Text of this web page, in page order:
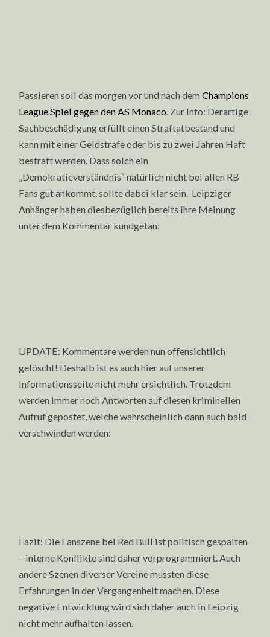
Passieren soll das morgen vor und nach demChampions
League Spiel gegen den AS Monaco . Zur Info: Derartige
Sachbeschädigung erfüllt einen Straftatbestand und
kann mit einer Geldstrafe oder bis zu zwei Jahren Haft
bestraft werden. Dass solch ein
„Demokratieverständnis“ natürlich nicht bei allen RB
Fans gut ankommt, sollte dabei klar sein. Leipziger
Anhänger haben diesbezüglich bereits ihre Meinung
unter dem Kommentar kundgetan:
UPDATE: Kommentare werden nun offensichtlich
gelöscht! Deshalb ist es auch hier auf unserer
Informationsseite nicht mehr ersichtlich. Trotzdem
werden immer noch Antworten auf diesen kriminellen
Aufruf gepostet, welche wahrscheinlich dann auch bald
verschwinden werden:
Fazit: Die Fanszene bei Red Bull ist politisch gespalten
– interne Konflikte sind daher vorprogrammiert. Auch
andere Szenen diverser Vereine mussten diese
Erfahrungen in der Vergangenheit machen. Diese
negative Entwicklung wird sich daher auch in Leipzig
nicht mehr aufhalten lassen.